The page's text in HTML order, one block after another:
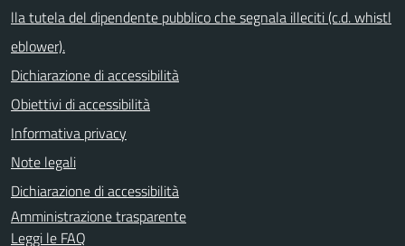
lla tutela del dipendente pubblico che segnala illeciti (c.d. whistl
eblower).
Dichiarazione di accessibilità
Obiettivi di accessibilità
Informativa privacy
Note legali
Dichiarazione di accessibilità
Amministrazione trasparente
Leggi le FAQ